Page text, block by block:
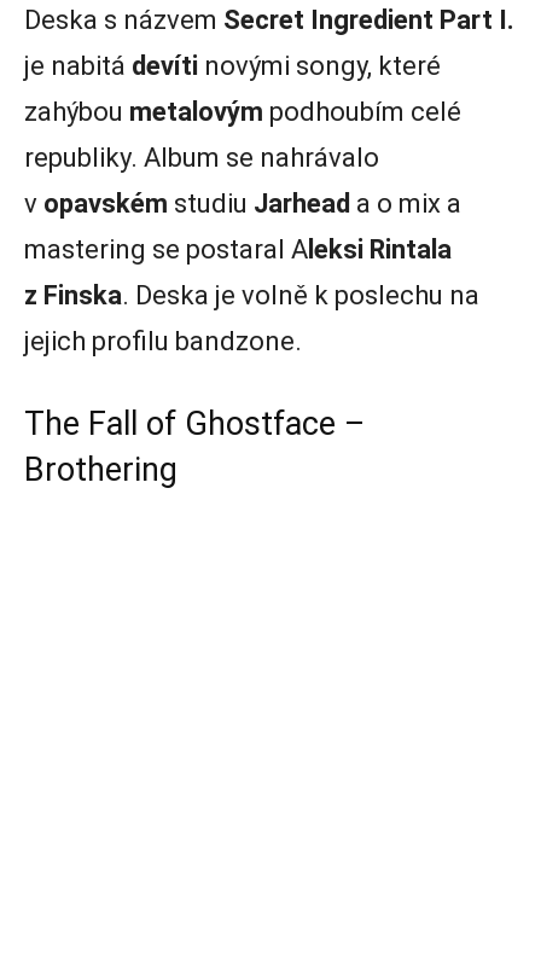
Deska s názvem Secret Ingredient Part I.
je nabitá devíti novými songy, které
zahýbou metalovým podhoubím celé
republiky. Album se nahrávalo
v opavském studiu Jarhead a o mix a
mastering se postaral A leksi Rintala
z Finska. Deska je volně k poslechu na
jejich profilu bandzone.
The Fall of Ghostface –
Brothering